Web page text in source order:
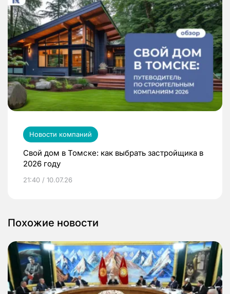
Новости компаний
Свой дом в Томске: как выбрать застройщика в
2026 году
21:40 / 10.07.26
Похожие новости